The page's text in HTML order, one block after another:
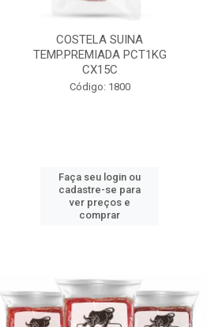
COSTELA SUINA
TEMP.PREMIADA PCT1KG
CX15C
Código: 1800
Faça seu login ou
cadastre-se para
ver preços e
comprar